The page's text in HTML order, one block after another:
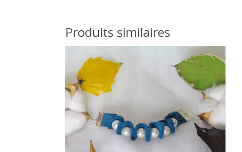
Produits similaires